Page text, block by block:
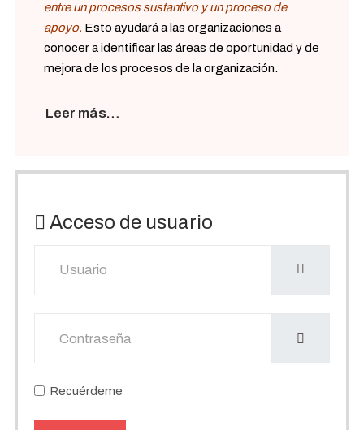
entre un procesos sustantivo y un proceso de
apoyo. Esto ayudará a las organizaciones a
conocer a identificar las áreas de oportunidad y de
mejora de los procesos de la organización.
Leer más…
Acceso de usuario
Recuérdeme